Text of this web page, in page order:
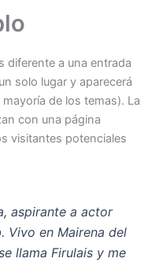
diferente a una entrada
solo lugar y aparecerá
de los temas). La
con una página
visitantes potenciales
aspirante a actor
Vivo en Mairena del
llama Firulais y me